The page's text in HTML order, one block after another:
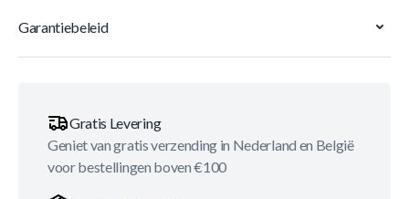
Garantiebeleid
Gratis Levering
Geniet van gratis verzending in Nederland en België
voor bestellingen boven €100